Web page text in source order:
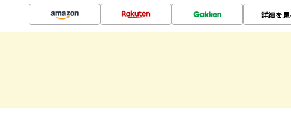
詳細を見